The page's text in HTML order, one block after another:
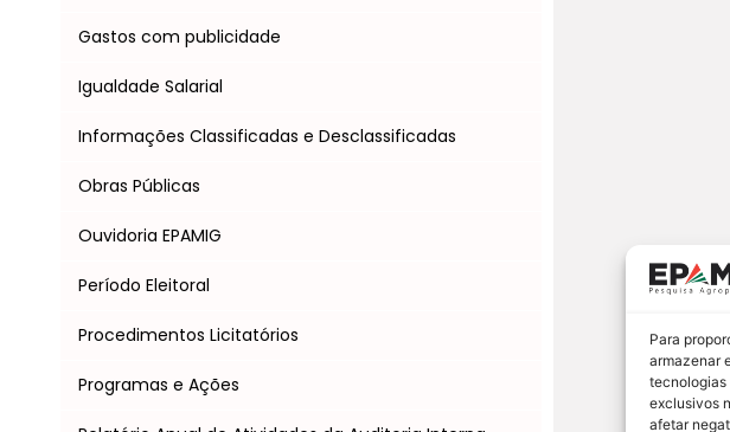
Para
armazenar
tecnologias
exclusivos
afetar
Gastos com publicidade
Igualdade Salarial
Informações Classificadas e Desclassificadas
Obras Públicas
Ouvidoria EPAMIG
Período Eleitoral
Procedimentos Licitatórios
Programas e Ações